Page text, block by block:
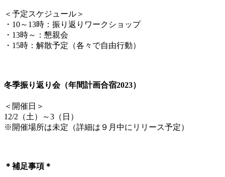
＜予定スケジュール＞
・10～13時：振り返りワークショップ
・13時～：懇親会
・15時：解散予定（各々で自由行動）
冬季振り返り会（年間計画合宿2023）
＜開催日＞
12/2（土）～3（日）
※開催場所は未定（詳細は９月中にリリース予定）
＊補足事項＊